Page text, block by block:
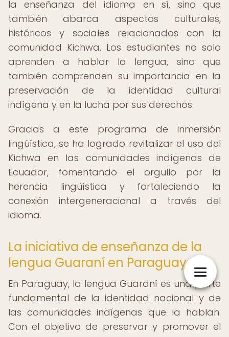
la enseñanza del idioma en sí, sino que
también abarca aspectos culturales,
históricos y sociales relacionados con la
comunidad Kichwa. Los estudiantes no solo
aprenden a hablar la lengua, sino que
también comprenden su importancia en la
preservación de la identidad cultural
indígena y en la lucha por sus derechos.
Gracias a este programa de inmersión
lingüística, se ha logrado revitalizar el uso del
Kichwa en las comunidades indígenas de
Ecuador, fomentando el orgullo por la
herencia lingüística y fortaleciendo la
conexión intergeneracional a través del
idioma.
La iniciativa de enseñanza de la
lengua Guaraní en Paraguay
En Paraguay, la lengua Guaraní es una parte
fundamental de la identidad nacional y de
las comunidades indígenas que la hablan.
Con el objetivo de preservar y promover el